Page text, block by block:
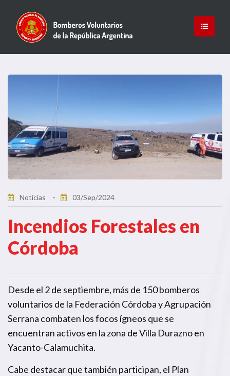
Noticias 03/Sep/2024
Incendios Forestales en
Córdoba
Desde el 2 de septiembre, más de 150 bomberos
voluntarios de la Federación Córdoba y Agrupación
Serrana combaten los focos ígneos que se
encuentran activos en la zona de Villa Durazno en
Yacanto-Calamuchita.
Cabe destacar que también participan, el Plan